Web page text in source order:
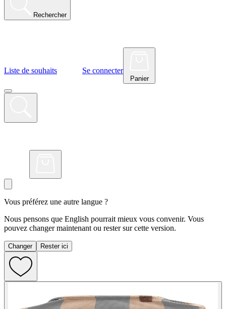
Rechercher
Liste de souhaits Se connecter
Panier
Vous préférez une autre langue ?
Nous pensons que English pourrait mieux vous convenir. Vous
pouvez changer maintenant ou rester sur cette version.
Changer Rester ici